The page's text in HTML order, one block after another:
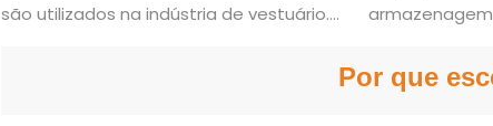
são utilizados na indústria de vestuário.
para
e
Por que